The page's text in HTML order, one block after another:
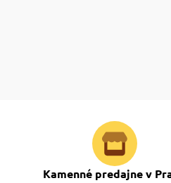
Kamenné predajne v